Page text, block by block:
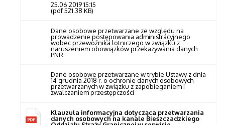
25.06.2019 15:15
(pdf 521.38 KB)
Dane osobowe przetwarzane ze względu na
prowadzenie postępowania administracyjnego
wobec przewoźnika lotniczego w związku z
naruszeniem obowiązków przekazywania danych
PNR
Dane osobowe przetwarzane w trybie Ustawy z dnia
14 grudnia 2018 r. o ochronie danych osobowych
przetwarzanych w związku z zapobieganiem i
zwalczaniem przestępczości
Klauzula informacyjna dotycząca przetwarzania
danych osobowych na kanale Bieszczadzkiego